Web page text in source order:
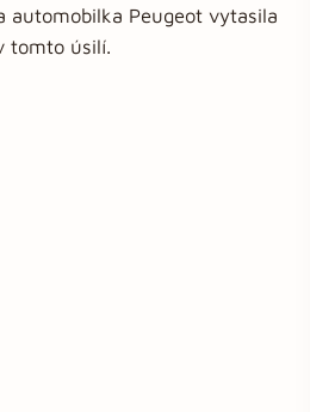
automobilka Peugeot vytasila
tomto úsilí.